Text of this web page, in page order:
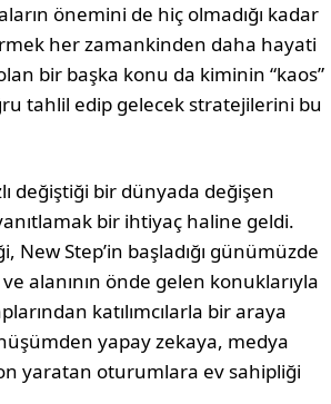
önemini de hiç olmadığı kadar
her zamankinden daha hayati
bir başka konu da kiminin “kaos”
tahlil edip gelecek stratejilerini bu
değiştiği bir dünyada değişen
bir ihtiyaç haline geldi.
New Step’in başladığı günümüzde
alanının önde gelen konuklarıyla
katılımcılarla bir araya
yapay zekaya, medya
yaratan oturumlara ev sahipliği